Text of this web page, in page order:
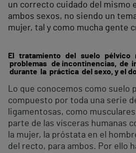
un correcto cuidado del mismo
ambos sexos, no siendo un
mujer, tal y como mucha gente
El tratamiento del suelo pélvico
problemas de incontinencias, de
durante la práctica del sexo, y el
Lo que conocemos como suelo
compuesto por toda una serie
ligamentosas, como
parte de las vísceras humanas
la mujer, la próstata en el
del recto, para ambos. Por ello